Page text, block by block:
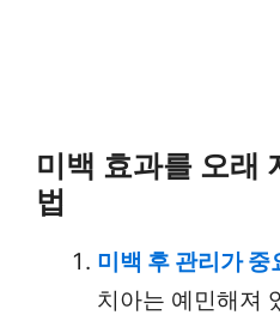
미백 효과를 오래
법
미백 후 관리가 중
치아는 예민해져